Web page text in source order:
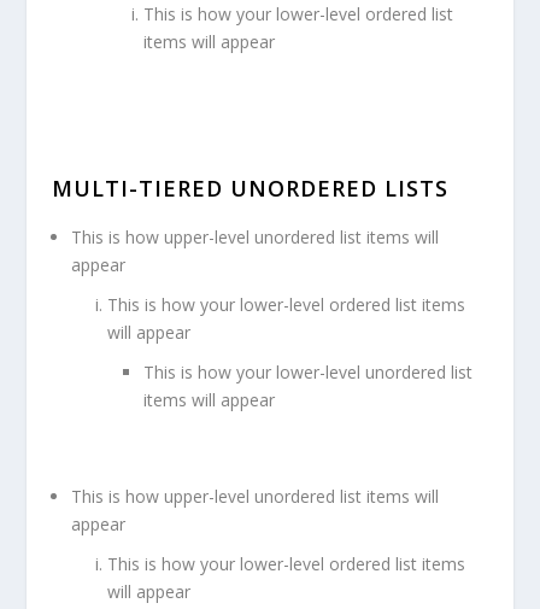
This is how your lower-level ordered list
items will appear
MULTI-TIERED UNORDERED LISTS
This is how upper-level unordered list items will
appear
This is how your lower-level ordered list items
will appear
This is how your lower-level unordered list
items will appear
This is how upper-level unordered list items will
appear
This is how your lower-level ordered list items
will appear